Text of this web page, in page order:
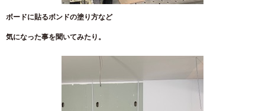
ボードに貼るボンドの塗り方など
気になった事を聞いてみたり。